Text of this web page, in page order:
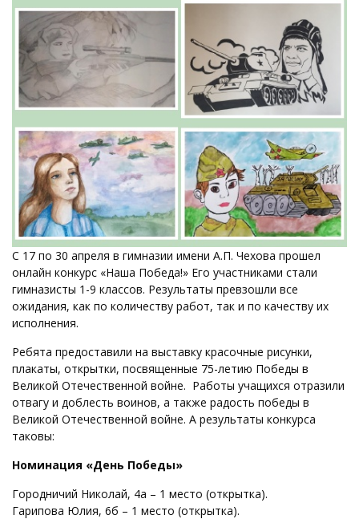
С 17 по 30 апреля в гимназии имени А.П. Чехова прошел
онлайн конкурс «Наша Победа!» Его участниками стали
гимназисты 1-9 классов. Результаты превзошли все
ожидания, как по количеству работ, так и по качеству их
исполнения.
Ребята предоставили на выставку красочные рисунки,
плакаты, открытки, посвященные 75-летию Победы в
Великой Отечественной войне. Работы учащихся отразили
отвагу и доблесть воинов, а также радость победы в
Великой Отечественной войне. А результаты конкурса
таковы:
Номинация «День Победы»
Городничий Николай, 4а – 1 место (открытка).
Гарипова Юлия, 6б – 1 место (открытка).